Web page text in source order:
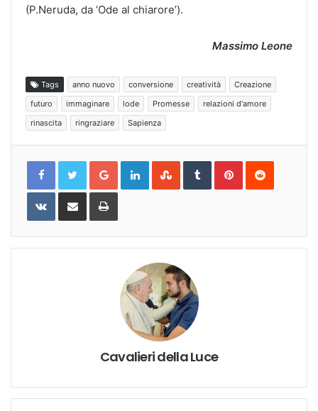
(P.Neruda, da ‘Ode al chiarore’).
Massimo Leone
Tags anno nuovo conversione creatività
Creazione
futuro
immaginare lode Promesse
relazioni d'amore
rinascita
ringraziare Sapienza
Google+LinkedInStumbleUpon
TumblrPinterestReddit
VKontakteShare
Email
Print
Cavalieri della Luce